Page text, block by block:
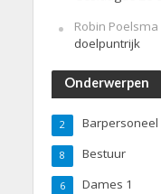
Robin Poelsma
doelpuntrijk
Onderwerpen
Barpersoneel
2
Bestuur
8
Dames 1
6